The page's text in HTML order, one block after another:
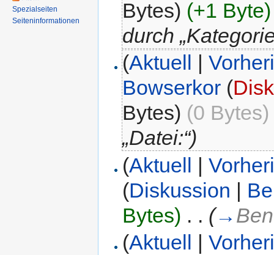
Bytes) (+1 Byte)
durch
(Aktuell |
Bowserkor (
Bytes) (0 Bytes)
„Datei:“)
(Aktuell |
(Diskussion |
Bytes) . . (→
(Aktuell |
Spezialseiten
Seiteninformationen